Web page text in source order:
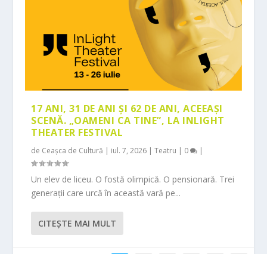
17 ANI, 31 DE ANI ȘI 62 DE ANI, ACEEAȘI
SCENĂ. „OAMENI CA TINE”, LA INLIGHT
THEATER FESTIVAL
de Ceașca de Cultură | iul. 7, 2026 |Teatru | 0 |
Un elev de liceu. O fostă olimpică. O pensionară. Trei
generații care urcă în această vară pe...
CITEŞTE MAI MULT